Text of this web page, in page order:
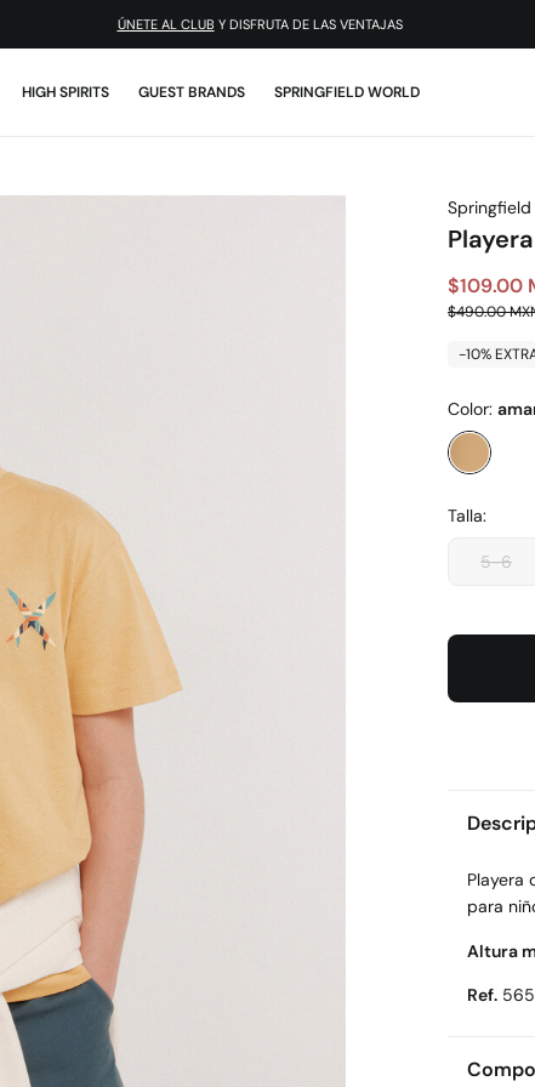
¡DESCARGA LA APP!
HIGH SPIRITS GUEST BRANDS SPRINGFIELD WORLD
Springfield
$109.00
$490.00
-10%
Color:
Talla:
5-6
Playera
para
Altura
Ref.